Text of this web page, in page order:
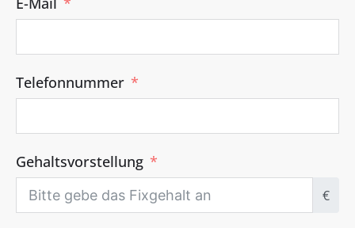
Telefonnummer
Gehaltsvorstellung
€